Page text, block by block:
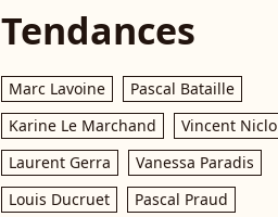
Tendances
Marc Lavoine
Pascal Bataille
Karine Le Marchand
Vincent Niclo
Laurent Gerra
Vanessa Paradis
Louis Ducruet
Pascal Praud